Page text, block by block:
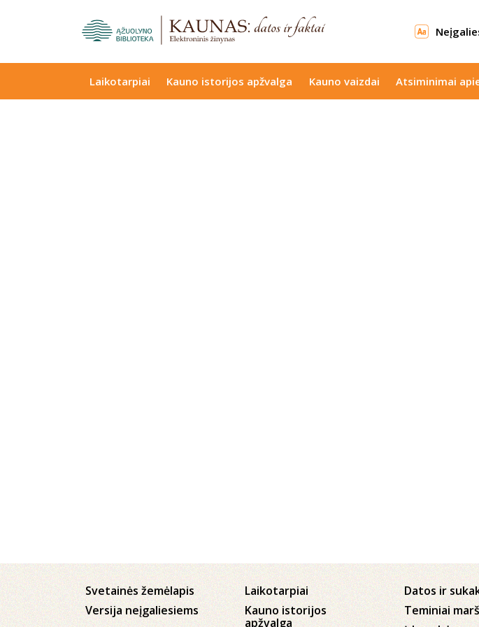
Laikotarpiai Kauno istorijos apžvalga Kauno vaizdai Atsiminimai
Svetainės žemėlapis
Versija neįgaliesiems
Laikotarpiai
Kauno istorijos
apžvalga
Datos ir
Teminiai